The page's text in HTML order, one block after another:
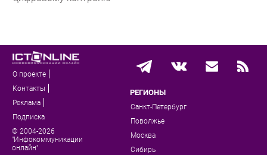
О проекте
Контакты
Реклама
Подписка
© 2004-2026
"Инфокоммуникации
онлайн"
РЕГИОНЫ
Санкт-Петербург
Поволжье
Москва
Сибирь